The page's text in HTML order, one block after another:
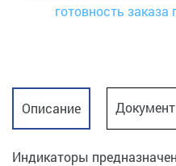
готовность заказа
Описание
Индикаторы